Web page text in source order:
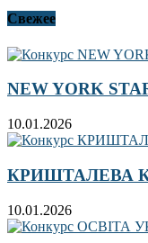
Свежее
NEW YORK
10.01.2026
КРИШТАЛЕВА
10.01.2026